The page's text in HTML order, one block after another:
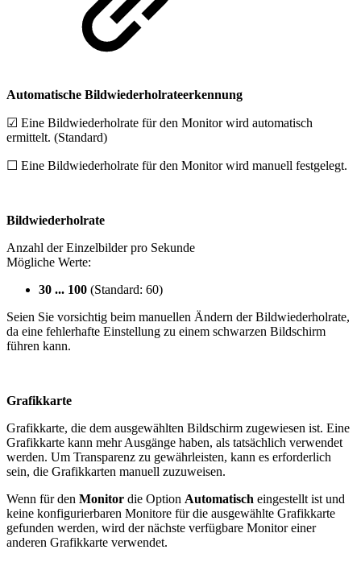
Automatische Bildwiederholrateerkennung
☑ Eine Bildwiederholrate für den Monitor wird automatisch
ermittelt. (Standard)
☐ Eine Bildwiederholrate für den Monitor wird manuell festgelegt.
Bildwiederholrate
Anzahl der Einzelbilder pro Sekunde
Mögliche Werte:
30 ... 100 (Standard: 60)
Seien Sie vorsichtig beim manuellen Ändern der Bildwiederholrate,
da eine fehlerhafte Einstellung zu einem schwarzen Bildschirm
führen kann.
Grafikkarte
Grafikkarte, die dem ausgewählten Bildschirm zugewiesen ist. Eine
Grafikkarte kann mehr Ausgänge haben, als tatsächlich verwendet
werden. Um Transparenz zu gewährleisten, kann es erforderlich
sein, die Grafikkarten manuell zuzuweisen.
Wenn für den Monitor die Option Automatisch eingestellt ist und
keine konfigurierbaren Monitore für die ausgewählte Grafikkarte
gefunden werden, wird der nächste verfügbare Monitor einer
anderen Grafikkarte verwendet.